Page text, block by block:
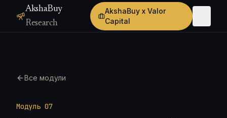
AkshaBuy
Research
AkshaBuy x Valor
Capital
Все модули
Модуль 07